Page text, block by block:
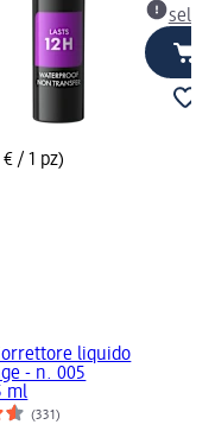
/ 1 pz)
liquido
- n. 005
ml
(331)